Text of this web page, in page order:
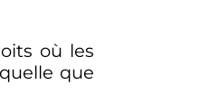
où les
que